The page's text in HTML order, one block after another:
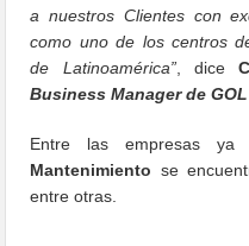
a nuestros Clientes con
como uno de los centros
de Latinoamérica”, dice
Business Manager de
Entre las empresas
Mantenimiento se
entre otras.